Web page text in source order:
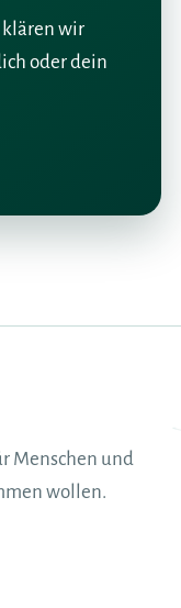
klären wir
oder dein
Menschen und
wollen.